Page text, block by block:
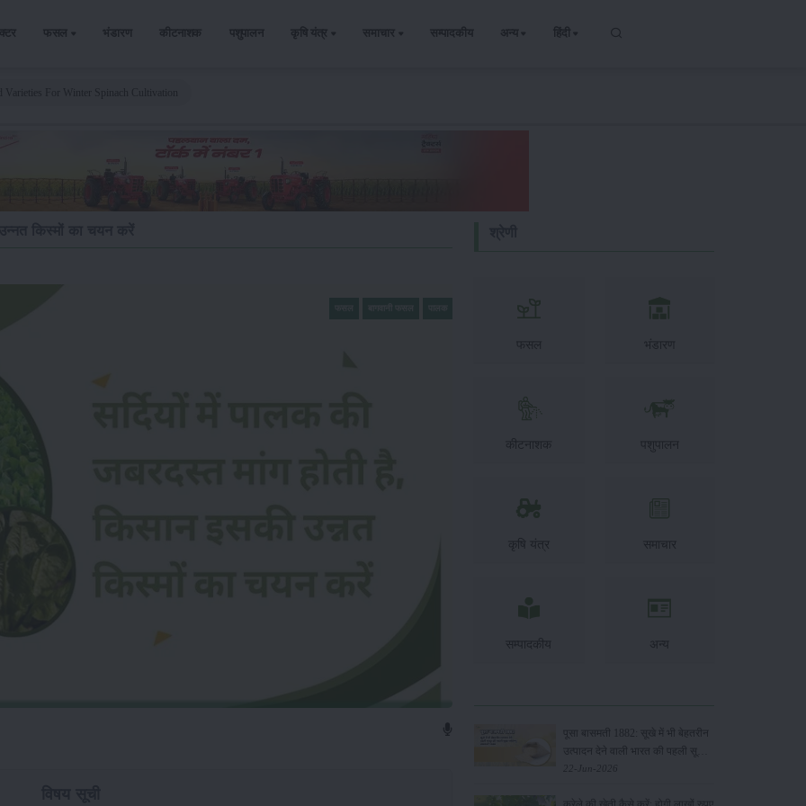
फसल भंडारण कीटनाशक पशुपालन कृषि यंत्र समाचार सम्पादकीय अन्य हिंदी
फसल भंडारण
कीटनाशक पशुपालन
कृषि यंत्र समाचार
सम्पादकीय अन्य
पूसा बासमती 1882: सूखे में भी बेहतरीन
उत्पादन देने वाली भारत की पहली सूखा-
सहिष्णु बासमती किस्म
22-Jun-2026